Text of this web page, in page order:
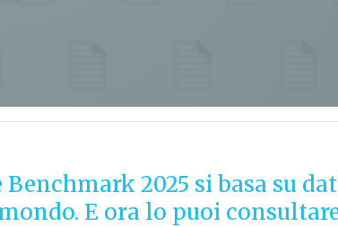
2025 si basa su
E ora lo puoi